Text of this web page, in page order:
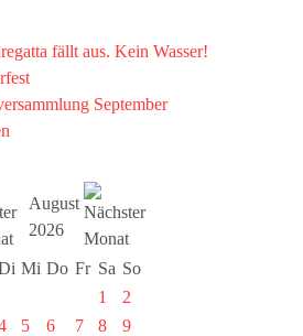
fällt aus. Kein Wasser!
September
August
2026
Mi Do Fr Sa So
1
2
5 6 7 8
9